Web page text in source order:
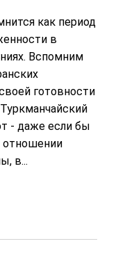
как период
в
Вспомним
готовности
- даже если бы
отношении
в...